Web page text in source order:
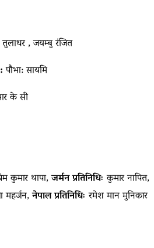
, जयम्बु रंजित
पौभा: सायमि
के सी
कुमार थापा,जर्मन प्रतिनिधिः कुमार नापित,
महर्जन,नेपाल प्रतिनिधिः रमेश मान मुनिकार